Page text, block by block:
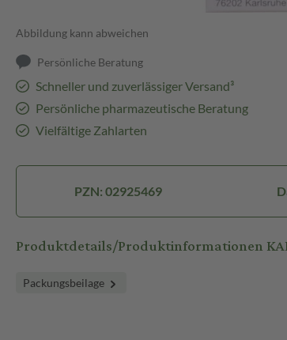
Abbildung kann abweichen
Persönliche Beratung
Schneller und zuverlässiger Versand³
Persönliche pharmazeutische Beratung
Vielfältige Zahlarten
PZN: 02925469
Produktdetails/Produktinformationen
Packungsbeilage